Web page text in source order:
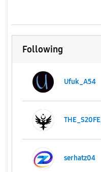
Following
Ufuk_A54
THE_S20FE_
serhatz04